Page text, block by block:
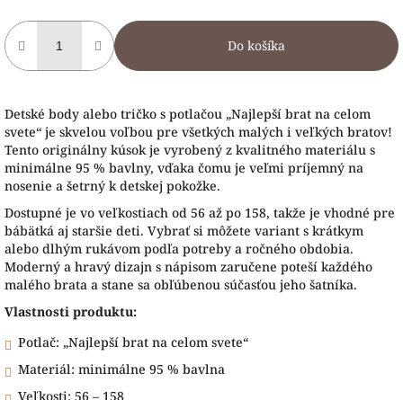
Do košíka
Detské body alebo tričko s potlačou „Najlepší brat na celom
svete“ je skvelou voľbou pre všetkých malých i veľkých bratov!
Tento originálny kúsok je vyrobený z kvalitného materiálu s
minimálne 95 % bavlny, vďaka čomu je veľmi príjemný na
nosenie a šetrný k detskej pokožke.
Dostupné je vo veľkostiach od 56 až po 158, takže je vhodné pre
bábätká aj staršie deti. Vybrať si môžete variant s krátkym
alebo dlhým rukávom podľa potreby a ročného obdobia.
Moderný a hravý dizajn s nápisom zaručene poteší každého
malého brata a stane sa obľúbenou súčasťou jeho šatníka.
Vlastnosti produktu:
Potlač: „Najlepší brat na celom svete“
Materiál: minimálne 95 % bavlna
Veľkosti: 56 – 158